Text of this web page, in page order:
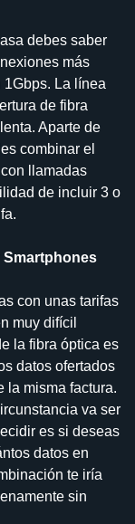
debes saber
más
La línea
de fibra
Aparte de
combinar el
llamadas
de incluir 3 o
Smartphones
con unas tarifas
muy difícil
la fibra óptica es
datos ofertados
la misma factura.
va ser
es si deseas
datos en
te iría
sin